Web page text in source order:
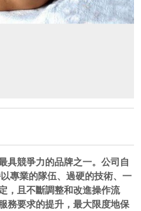
具競爭力的品牌之一。公司自
專業的隊伍、過硬的技術、一
，且不斷調整和改進操作流
務要求的提升，最大限度地保